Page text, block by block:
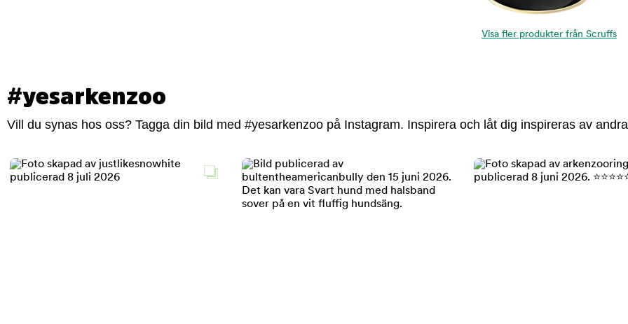
Visa fler produkter från Scruffs
#yesarkenzoo
Vill du synas hos oss? Tagga din bild med #yesarkenzoo på Instagram. Inspirera och låt dig inspireras av